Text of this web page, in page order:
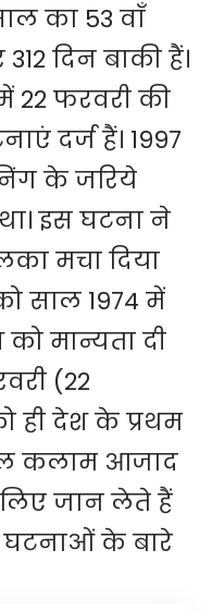
का 53 वाँ
दिन बाकी हैं।
22 फरवरी की
दर्ज हैं। 1997
के जरिये
इस घटना ने
मचा दिया
साल 1974 में
मान्यता दी
(22
ही देश के प्रथम
कलाम आजाद
जान लेते हैं
घटनाओं के बारे